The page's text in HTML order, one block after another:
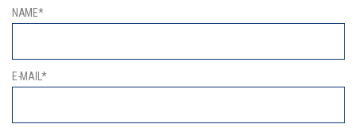
NAME*
E-MAIL*